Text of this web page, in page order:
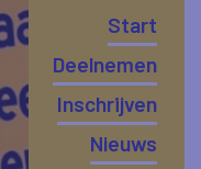
Start
Deelnemen
Inschrijven
Nieuws